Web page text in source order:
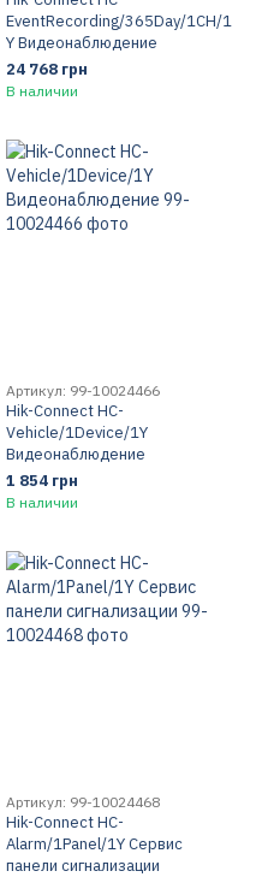
EventRecording/365Day/1CH/1
Y Видеонаблюдение
24 768 грн
В наличии
Артикул: 99-10024466
Hik-Connect HC-
Vehicle/1Device/1Y
Видеонаблюдение
1 854 грн
В наличии
Артикул: 99-10024468
Hik-Connect HC-
Alarm/1Panel/1Y Сервис
панели сигнализации